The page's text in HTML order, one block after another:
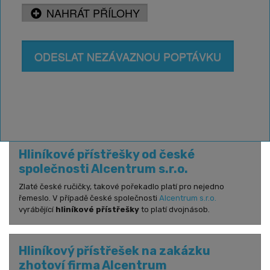
výjimečný celoroční zážitek.
Jaké dalšíslužbyposkytujeme? Nebo máte jiné
otázky? Neváhejte náskontaktovat.
Hliníkové přístřešky od české
společnosti Alcentrum s.r.o.
Zlaté české ručičky, takové pořekadlo platí pro nejedno
řemeslo. V případě české společnosti Alcentrum s.r.o.
vyrábějící hliníkové přístřešky to platí dvojnásob.
Hliníkový přístřešek na zakázku
zhotoví firma Alcentrum
NAHRÁT PŘÍLOHY
ODESLAT NEZÁVAZNOU POPTÁVKU